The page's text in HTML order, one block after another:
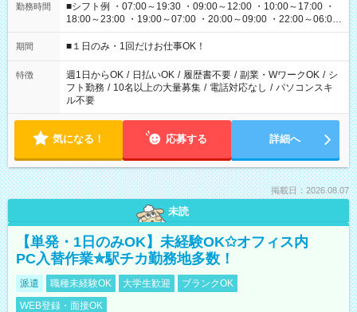
勤務時間
■シフト例 ・07:00～19:30 ・09:00～12:00 ・10:00～17:00 ・
18:00～23:00 ・19:00～07:00 ・20:00～09:00 ・22:00～06:00
etc ★最短で3時間で5,120円のお仕事から 15時間で2万円近く稼
げるお仕事も！ ご希望のお時間に合わせてご紹介！ ※シフトは
ください！
期間 ■１日のみ・1回だけお仕事OK！
特徴 週1日からOK / 日払いOK / 履歴書不要 / 副業・WワークOK / シ
フト勤務 / 10名以上の大量募集 / 電話対応なし / パソコンスキ
ル不要
気になる！ 応募する 詳細へ
掲載日：2026.08.07
未読
【単発・1日のみOK】未経験OK✩オフィス内
PC入替作業✮駅チカ勤務地多数！
派遣 職種未経験OK 大学生歓迎
ブランクOK
WEB登録・面接OK